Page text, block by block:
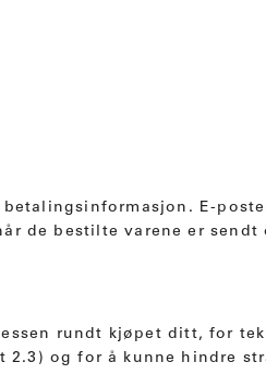
E-
de bestilte varene er sendt
rundt kjøpet ditt, for
2.3) og for å kunne hindre